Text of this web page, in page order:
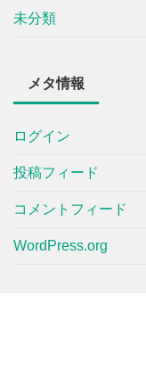
未分類
メタ情報
ログイン
投稿フィード
コメントフィード
WordPress.org